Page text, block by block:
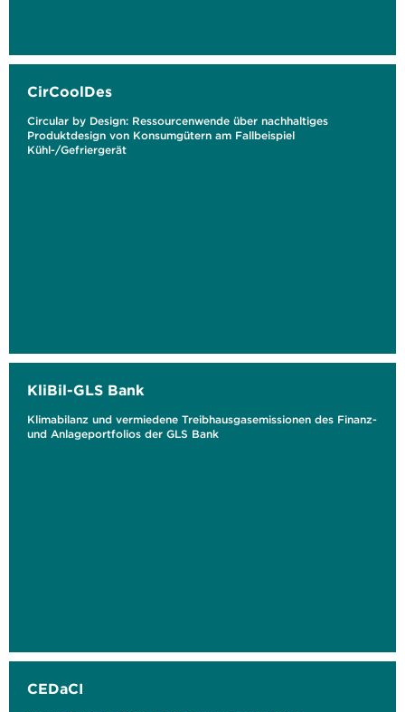
CirCoolDes
Circular by Design: Ressourcenwende über nachhaltiges
Produktdesign von Konsumgütern am Fallbeispiel
Kühl-/Gefriergerät
KliBil-GLS Bank
Klimabilanz und vermiedene Treibhausgasemissionen des Finanz-
und Anlageportfolios der GLS Bank
CEDaCI